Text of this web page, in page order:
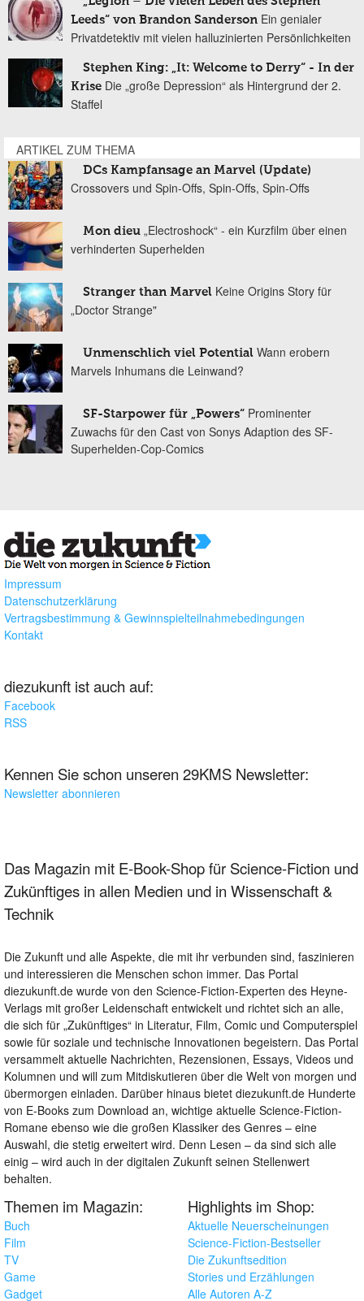
Leeds“ von Brandon Sanderson Ein genialer
Privatdetektiv mit vielen halluzinierten Persönlichkeiten
Stephen King: „It: Welcome to Derry“ - In der
Krise Die „große Depression“ als Hintergrund der 2.
Staffel
ARTIKEL ZUM THEMA
DCs Kampfansage an Marvel (Update)
Crossovers und Spin-Offs, Spin-Offs, Spin-Offs
Mon dieu „Electroshock“ - ein Kurzfilm über einen
verhinderten Superhelden
Stranger than Marvel Keine Origins Story für
„Doctor Strange"
Unmenschlich viel Potential Wann erobern
Marvels Inhumans die Leinwand?
SF-Starpower für „Powers“ Prominenter
Zuwachs für den Cast von Sonys Adaption des SF-
Superhelden-Cop-Comics
Impressum
Datenschutzerklärung
Vertragsbestimmung & Gewinnspielteilnahmebedingungen
Kontakt
diezukunft ist auch auf:
Facebook
RSS
Kennen Sie schon unseren 29KMS Newsletter:
Newsletter abonnieren
Das Magazin mit E-Book-Shop für Science-Fiction und
Zukünftiges in allen Medien und in Wissenschaft &
Technik
Die Zukunft und alle Aspekte, die mit ihr verbunden sind, faszinieren
und interessieren die Menschen schon immer. Das Portal
diezukunft.de wurde von den Science-Fiction-Experten des Heyne-
Verlags mit großer Leidenschaft entwickelt und richtet sich an alle,
die sich für „Zukünftiges“ in Literatur, Film, Comic und Computerspiel
sowie für soziale und technische Innovationen begeistern. Das Portal
versammelt aktuelle Nachrichten, Rezensionen, Essays, Videos und
Kolumnen und will zum Mitdiskutieren über die Welt von morgen und
übermorgen einladen. Darüber hinaus bietet diezukunft.de Hunderte
von E-Books zum Download an, wichtige aktuelle Science-Fiction-
Romane ebenso wie die großen Klassiker des Genres – eine
Auswahl, die stetig erweitert wird. Denn Lesen – da sind sich alle
einig – wird auch in der digitalen Zukunft seinen Stellenwert
behalten.
Themen im Magazin:
Buch
Film
TV
Game
Gadget
Highlights im Shop:
Aktuelle Neuerscheinungen
Science-Fiction-Bestseller
Die Zukunftsedition
Stories und Erzählungen
Alle Autoren A-Z